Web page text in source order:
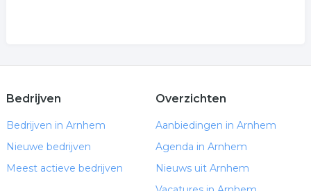
Bedrijven
Bedrijven in Arnhem
Nieuwe bedrijven
Meest actieve bedrijven
Overzichten
Aanbiedingen in Arnhem
Agenda in Arnhem
Nieuws uit Arnhem